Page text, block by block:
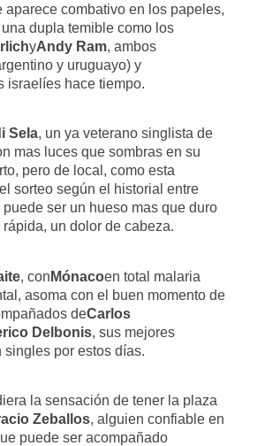
aparece combativo en los papeles,
dupla temible como los
yAndy Ram, ambos
y uruguayo) y
israelíes hace tiempo.
Sela, un ya veterano singlista de
mas luces que sombras en su
pero de local, como esta
sorteo según el historial entre
ser un hueso mas que duro
un dolor de cabeza.
, con Mónacoen total malaria
asoma con el buen momento de
deCarlos
Delbonis, sus mejores
singles por estos días.
la sensación de tener la plaza
Zeballos, alguien confiable en
puede ser acompañado